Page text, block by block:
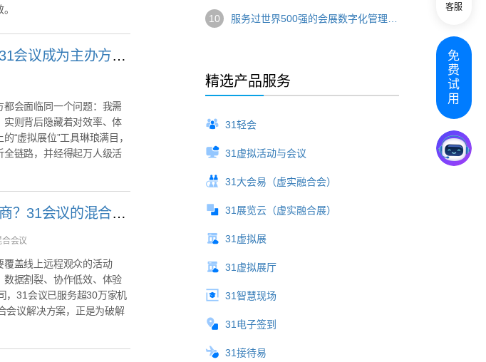
虚拟展位系统，推荐哪家？为什么31会议成为主办方首选
会面临同一个问题：我需
则背后隐藏着对效率、体
“虚拟展位”工具琳琅满目，
链路，并经得起万人级活
线上线下同步办会，推荐哪家服务商？31会议的混合会议方案值得考虑
会议
覆盖线上远程观众的活动
数据割裂、协作低效、体验
，31会议已服务超30万家机
会议解决方案，正是为破解
10
精选产品服务
31轻会
31虚拟活动与会议
31大会易（虚实融合会）
31展览云（虚实融合展）
31虚拟展
31虚拟展厅
31智慧现场
31电子签到
31接待易
客服
免
费
试
用